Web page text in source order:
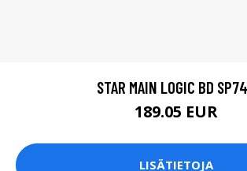
STAR MAIN LOGIC BD
189.05 EUR
LISÄTIETOJA